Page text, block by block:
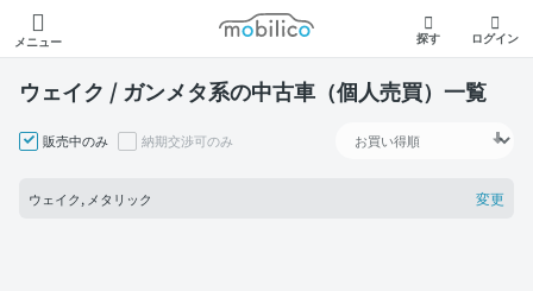
メニュー
モビリコ
探す ログイン
ウェイク / ガンメタ系の中古車（個人売買）一覧
販売中のみ 納期交渉可のみ
ウェイク, メタリック 変更